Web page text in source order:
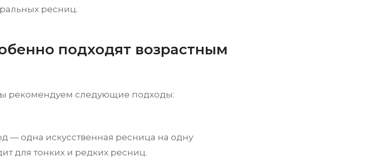
ресниц.
подходят возрастным
рекомендуем следующие подходы:
— одна искусственная ресница на одну
для тонких и редких ресниц.